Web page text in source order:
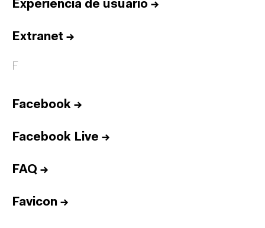
Experiencia de usuario →
Extranet →
F
Facebook →
Facebook Live →
FAQ →
Favicon →